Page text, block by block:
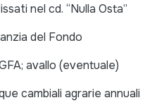
nel cd. “Nulla Osta”
del Fondo
avallo (eventuale)
cambiali agrarie annuali